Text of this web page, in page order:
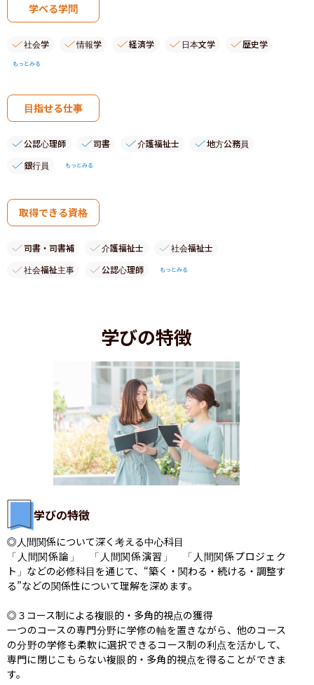
学べる学問
社会学 情報学 経済学 日本文学 歴史学
もっとみる
目指せる仕事
公認心理師 司書 介護福祉士
地方公務員
銀行員
もっとみる
取得できる資格
司書・司書補 介護福祉士
社会福祉士
社会福祉主事
公認心理師 もっとみる
学びの特徴
学びの特徴
◎人間関係について深く考える中心科目
「人間関係論」　「人間関係演習」　「人間関係プロジェク
ト」などの必修科目を通じて、“築く・関わる・続ける・調整す
る”などの関係性について理解を深めます。
◎３コース制による複眼的・多角的視点の獲得
一つのコースの専門分野に学修の軸を置きながら、他のコース
の分野の学修も柔軟に選択できるコース制の利点を活かして、
専門に閉じこもらない複眼的・多角的視点を得ることができま
す。